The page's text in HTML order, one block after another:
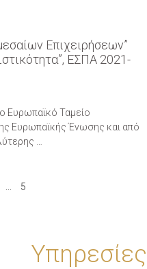
Επιχειρήσεων”
ΕΣΠΑ 2021-
Ευρωπαϊκό Ταμείο
Ευρωπαϊκής Ένωσης και από
…
5
Υπηρεσίες